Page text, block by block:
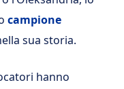
campione
sua storia.
hanno